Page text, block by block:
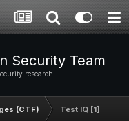
Security Team
research
(CTF) Test IQ [1]